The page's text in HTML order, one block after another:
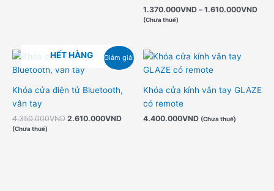
1.370.000VND – 1.610.000VND
(Chưa thuế)
Giảm giá!
HẾT HÀNG
Khóa cửa điện tử Bluetooth,
vân tay
4.350.000VND
Giá
là:
2.610.000VND
Giá
hiện
tại
2.610.000VND.
(Chưa thuế)
Khóa cửa kính vân tay GLAZE
có remote
4.400.000VND (Chưa thuế)